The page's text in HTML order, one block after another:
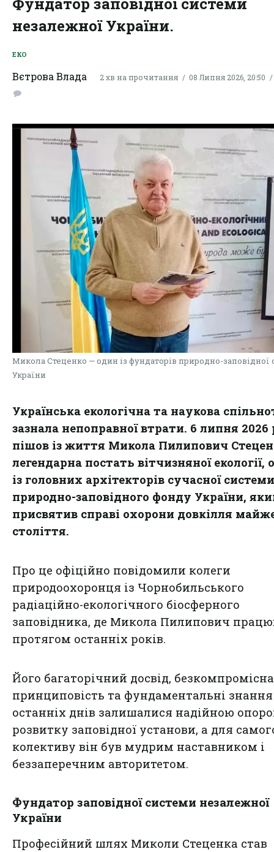
незалежної України.
ЕКО
Вєтрова Влада 2 хв на прочитання 08 Липня 2026, 20:50
Микола Стеценко — один із фундаторів природно-заповідної
України
Українська екологічна та наукова
зазнала непоправної втрати. 6 липня 2026
пішов із життя Микола Пилипович
легендарна постать вітчизняної екології,
із головних архітекторів сучасної системи
природно-заповідного фонду України,
присвятив справі охорони довкілля
століття.
Про це офіційно повідомили колеги
природоохоронця із Чорнобильського
радіаційно-екологічного біосферного
заповідника, де Микола Пилипович
протягом останніх років.
Його багаторічний досвід, безкомпромісна
принциповість та фундаментальні
останніх днів залишалися надійною
розвитку заповідної установи, а для
колективу він був мудрим наставником і
беззаперечним авторитетом.
Фундатор заповідної системи незалежної
України
Професійний шлях Миколи Стеценка став